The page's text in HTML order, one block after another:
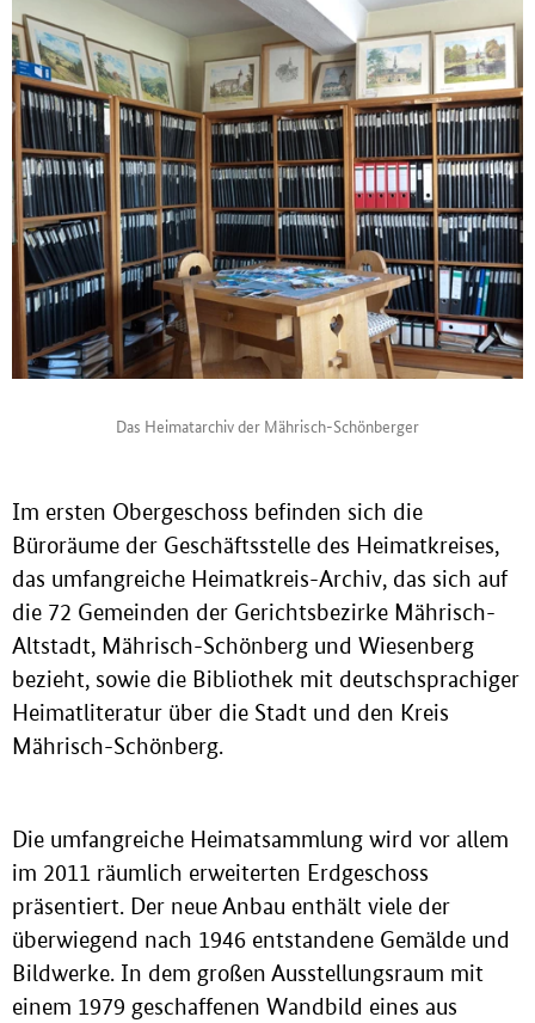
Das Heimatarchiv der Mährisch-Schönberger
Im ersten Obergeschoss befinden sich die
Büroräume der Geschäftsstelle des Heimatkreises,
das umfangreiche Heimatkreis-Archiv, das sich auf
die 72 Gemeinden der Gerichtsbezirke Mährisch-
Altstadt, Mährisch-Schönberg und Wiesenberg
bezieht, sowie die Bibliothek mit deutschsprachiger
Heimatliteratur über die Stadt und den Kreis
Mährisch-Schönberg.
Die umfangreiche Heimatsammlung wird vor allem
im 2011 räumlich erweiterten Erdgeschoss
präsentiert. Der neue Anbau enthält viele der
überwiegend nach 1946 entstandene Gemälde und
Bildwerke. In dem großen Ausstellungsraum mit
einem 1979 geschaffenen Wandbild eines aus